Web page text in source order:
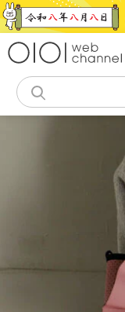
コ
ン
キ